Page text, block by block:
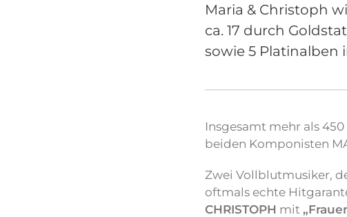
Maria & Christoph
ca. 17 durch
sowie 5 Platinalben
Insgesamt mehr als
beiden Komponisten
Zwei Vollblutmusiker,
oftmals echte
CHRISTOPH mit